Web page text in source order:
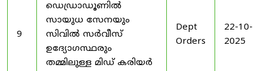
9
ഡെഡ്രാഡൂണിൽ
സായുധ സേനയും
സിവിൽ സർവീസ്
ഉദ്യോഗസ്ഥരും
തമ്മിലുള്ള മിഡ് കരിയർ
Dept
Orders
22-10-
2025